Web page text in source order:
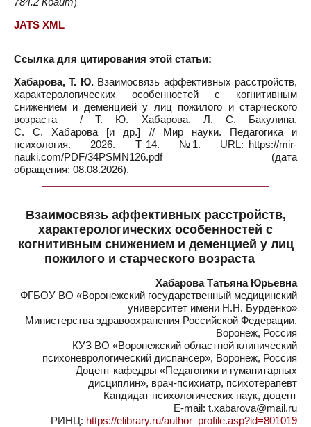
JATS XML
Ссылка для цитирования этой статьи:
Хабарова, Т. Ю.Взаимосвязь аффективных расстройств,
характерологических особенностей с когнитивным
снижением и деменцией у лиц пожилого и старческого
возраста / Т. Ю. Хабарова, Л. С. Бакулина,
С. С. Хабарова [и др.] // Мир науки. Педагогика и
психология. — 2026. — Т 14. — №1. — URL: https://mir-
nauki.com/PDF/34PSMN126.pdf (дата
обращения: 08.08.2026).
Взаимосвязь аффективных расстройств,
характерологических особенностей с
когнитивным снижением и деменцией у лиц
пожилого и старческого возраста
Хабарова Татьяна Юрьевна
ФГБОУ ВО «Воронежский государственный медицинский
университет имени Н.Н. Бурденко»
Министерства здравоохранения Российской Федерации,
Воронеж, Россия
КУЗ ВО «Воронежский областной клинический
психоневрологический диспансер», Воронеж, Россия
Доцент кафедры «Педагогики и гуманитарных
дисциплин», врач-психиатр, психотерапевт
Кандидат психологических наук, доцент
E-mail: t.xabarova@mail.ru
РИНЦ: https://elibrary.ru/author_profile.asp?id=801019